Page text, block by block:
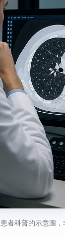
者科普的示意圖，